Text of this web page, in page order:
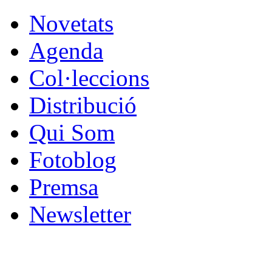
Novetats
Agenda
Col·leccions
Distribució
Qui Som
Fotoblog
Premsa
Newsletter